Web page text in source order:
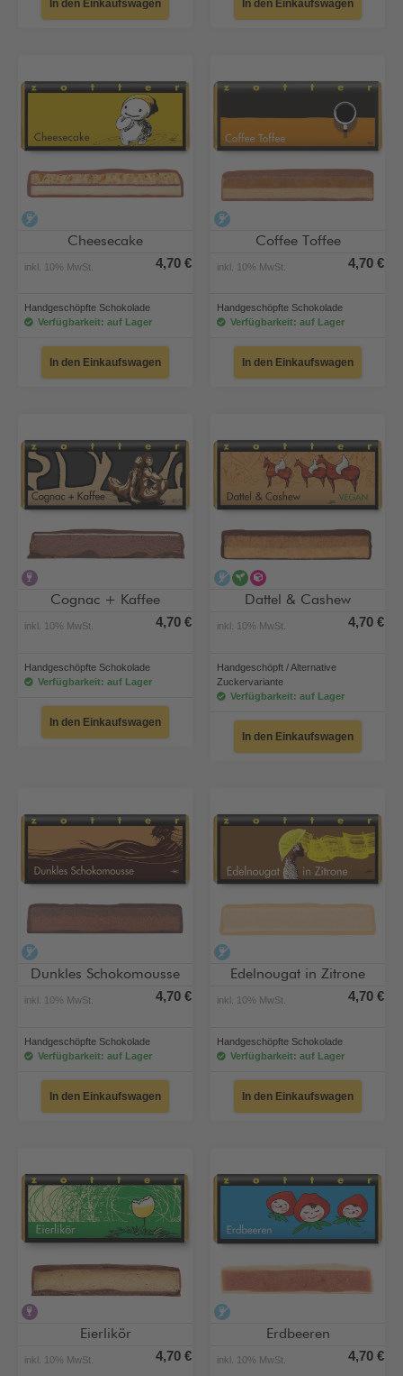
In den Einkaufswagen In den Einkaufswagen
Cheesecake
inkl. 10% MwSt. 4,70 €
Handgeschöpfte Schokolade
Verfügbarkeit: auf Lager
In den Einkaufswagen
Coffee Toffee
inkl. 10% MwSt. 4,70 €
Handgeschöpfte Schokolade
Verfügbarkeit: auf Lager
In den Einkaufswagen
Cognac + Kaffee
inkl. 10% MwSt. 4,70 €
Handgeschöpfte Schokolade
Verfügbarkeit: auf Lager
In den Einkaufswagen
alkoholfrei
vegan
Dattel & Cashew
inkl. 10% MwSt. 4,70 €
Handgeschöpft / Alternative
Zuckervariante
Verfügbarkeit: auf Lager
In den Einkaufswagen
Dunkles Schokomousse
inkl. 10% MwSt. 4,70 €
Handgeschöpfte Schokolade
Verfügbarkeit: auf Lager
In den Einkaufswagen
Edelnougat in Zitrone
inkl. 10% MwSt. 4,70 €
Handgeschöpfte Schokolade
Verfügbarkeit: auf Lager
In den Einkaufswagen
Eierlikör
inkl. 10% MwSt. 4,70 €
Erdbeeren
inkl. 10% MwSt. 4,70 €